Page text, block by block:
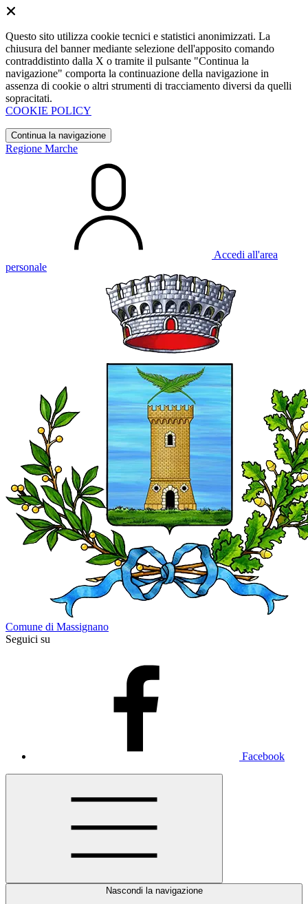
Questo sito utilizza cookie tecnici e statistici anonimizzati. La
chiusura del banner mediante selezione dell'apposito comando
contraddistinto dalla X o tramite il pulsante "Continua la
navigazione" comporta la continuazione della navigazione in
assenza di cookie o altri strumenti di tracciamento diversi da quelli
sopracitati.
COOKIE POLICY
Continua la navigazione
Regione Marche
Accedi all'area
personale
Comune di Massignano
Seguici su
Facebook
Nascondi la navigazione